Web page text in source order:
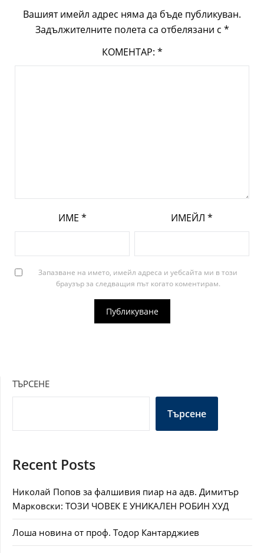
Вашият имейл адрес няма да бъде публикуван.
Задължителните полета са отбелязани с *
КОМЕНТАР: *
ИМЕ * ИМЕЙЛ *
Запазване на името, имейл адреса и уебсайта ми в този
браузър за следващия път когато коментирам.
ТЪРСЕНЕ
Търсене
Recent Posts
Николай Попов за фалшивия пиар на адв. Димитър
Марковски: ТОЗИ ЧОВЕК Е УНИКАЛЕН РОБИН ХУД
Лоша новина от проф. Тодор Кантарджиев